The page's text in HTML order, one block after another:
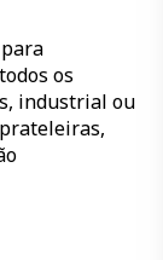
os
industrial ou